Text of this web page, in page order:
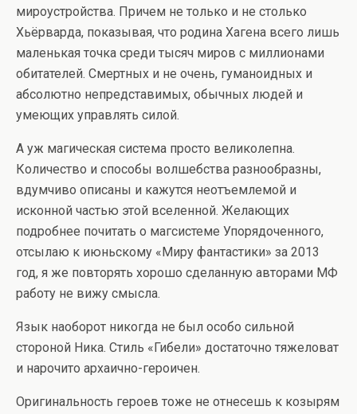
мироустройства. Причем не только и не столько
Хьёрварда, показывая, что родина Хагена всего лишь
маленькая точка среди тысяч миров с миллионами
обитателей. Смертных и не очень, гуманоидных и
абсолютно непредставимых, обычных людей и
умеющих управлять силой.
А уж магическая система просто великолепна.
Количество и способы волшебства разнообразны,
вдумчиво описаны и кажутся неотъемлемой и
исконной частью этой вселенной. Желающих
подробнее почитать о магсистеме Упорядоченного,
отсылаю к июньскому «Миру фантастики» за 2013
год, я же повторять хорошо сделанную авторами МФ
работу не вижу смысла.
Язык наоборот никогда не был особо сильной
стороной Ника. Стиль «Гибели» достаточно тяжеловат
и нарочито архаично-героичен.
Оригинальность героев тоже не отнесешь к козырям